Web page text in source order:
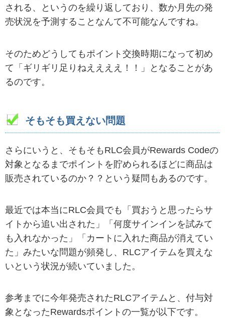
される、というのを繰り返しており、数か月先の発
売状況を予測することなんて不可能なんですね。
そのためどうしてもポイント交換時期になって初め
て「ギリギリ足りねええええ！！」となることがあ
るのです。
そもそも買えない問題
さらにいうと、そもそもRLC会員がRewards Codeの
対象となるまでポイントを貯められるほどに商品は
販売されているのか？？という疑問もあるのです。
最近では本当にRLC会員でも「買おうと思ったらサ
イトから追い出された」「何度サインインを試みて
も入れなかった」「カートに入れた商品が消えてい
た」みたいな問題が頻発し、RLCアイテムを買えな
いという状況が続いていました。
参考までに今年発売されたRLCアイテムと、付与対
象となったRewardsポイントの一覧が以下です。